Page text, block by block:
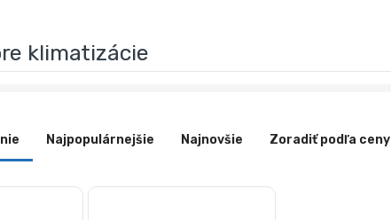
klimatizácie
Najpopulárnejšie Najnovšie Zoradiť podľa ceny